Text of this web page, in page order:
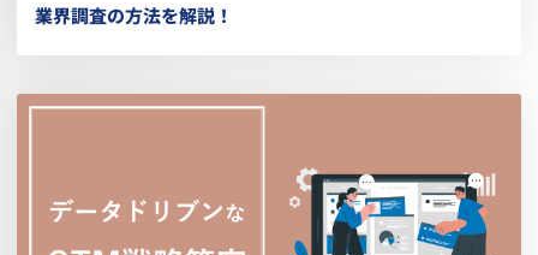
業界調査の方法を解説！